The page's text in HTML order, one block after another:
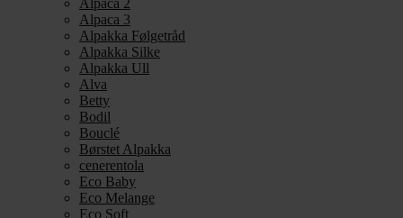
Alpaca 2
Alpaca 3
Alpakka Følgetråd
Alpakka Silke
Alpakka Ull
Alva
Betty
Bodil
Bouclé
Børstet Alpakka
cenerentola
Eco Baby
Eco Melange
Eco Soft